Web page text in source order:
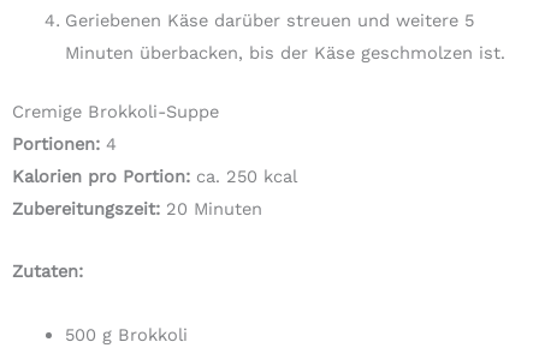
Geriebenen Käse darüber streuen und weitere 5
Minuten überbacken, bis der Käse geschmolzen ist.
Cremige Brokkoli-Suppe
Portionen: 4
Kalorien pro Portion: ca. 250 kcal
Zubereitungszeit: 20 Minuten
Zutaten:
500 g Brokkoli